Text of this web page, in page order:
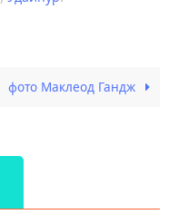
фото Маклеод Гандж